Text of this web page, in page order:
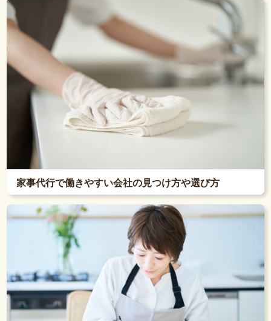
家事代行で働きやすい会社の見つけ方や選び方